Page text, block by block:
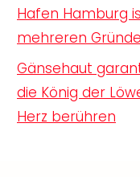
Hafen Hamburg
mehreren
Gänsehaut
die König der
Herz berühren